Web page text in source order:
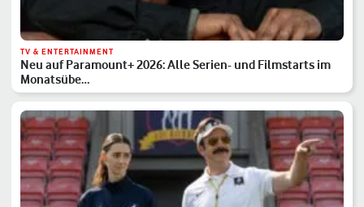
TV & ENTERTAINMENT
Neu auf Paramount+ 2026: Alle Serien- und Filmstarts im
Monatsübe…